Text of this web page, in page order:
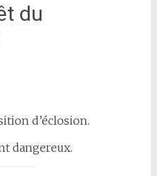
du
d’éclosion.
dangereux.